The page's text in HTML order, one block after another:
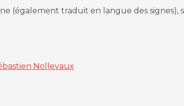
(également traduit en langue des signes),
Nollevaux